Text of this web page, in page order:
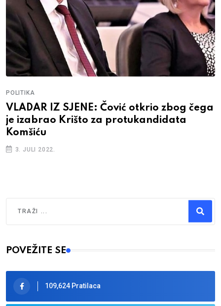
POLITIKA
VLADAR IZ SJENE: Čović otkrio zbog čega
je izabrao Krišto za protukandidata
Komšiću
3. JULI 2022.
Type 2 or more characters for results.
POVEŽITE SE
109,624 Pratilaca